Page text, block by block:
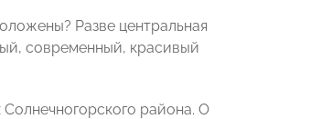
Разве центральная
современный, красивый
района. О